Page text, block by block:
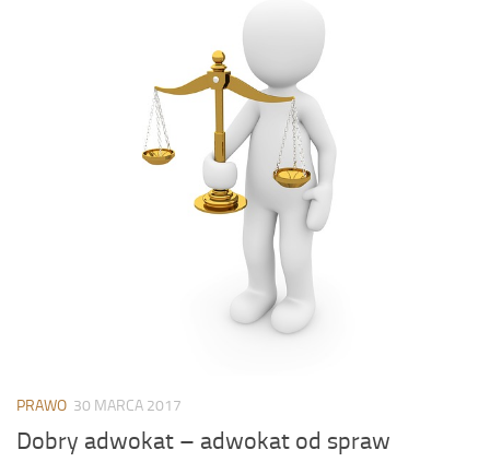
PRAWO 30 MARCA 2017
Dobry adwokat – adwokat od spraw